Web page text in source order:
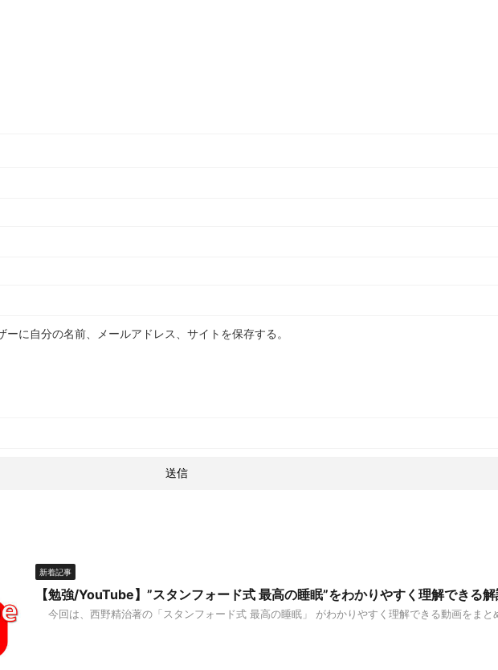
に自分の名前、メールアドレス、サイトを保存する。
新着記事
【勉強/YouTube】”スタンフォード式 最高の睡眠”をわかりやすく理解できる
今回は、西野精治著の「スタンフォード式 最高の睡眠」 がわかりやすく理解できる動画をまと